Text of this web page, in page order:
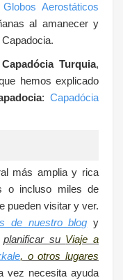
Aerostáticos
al amanecer y
Capadócia Turquia,
hemos explicado
:Capadócia
más amplia y rica
o incluso miles de
pueden visitar y ver.
de nuestro blog y
planificar su Viaje a
, o otros lugares
vez necesita ayuda